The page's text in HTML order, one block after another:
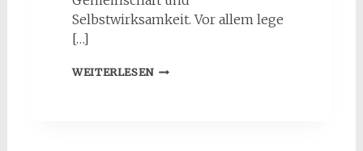
Selbstwirksamkeit. Vor allem lege
[…]
WEITERLESENIM